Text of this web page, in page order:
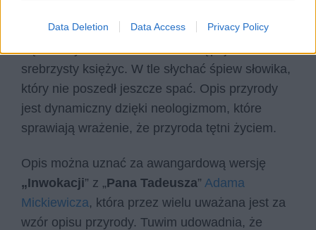
Data Deletion Data Access Privacy Policy
nim miód. Nadchodzi czas żniw. Pracowity dzień
się kończy, a światło słońca zastępuje
srebrzysty księżyc. W tle słychać śpiew słowika,
który nie poszedł jeszcze spać. Opis przyrody
jest dynamiczny dzięki neologizmom, które
sprawiają wrażenie, że przyroda tętni życiem.
Opis można uznać za awangardową wersję
„Inwokacji” z „Pana Tadeusza” Adama
Mickiewicza, która przez wielu uważana jest za
wzór opisu przyrody. Tuwim udowadnia, że